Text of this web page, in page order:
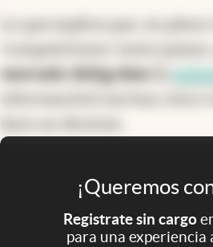
Lo que explica que, en pleno
mercado debig data
¡Queremos
Registrate sin cargo
para una experiencia